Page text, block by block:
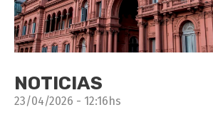
NOTICIAS
23/04/2026 - 12:16hs